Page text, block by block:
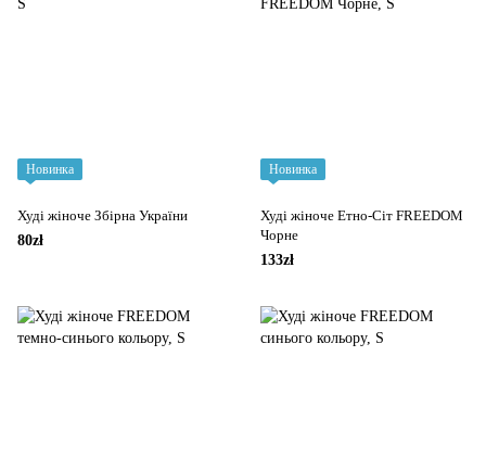
Новинка
Худі жіноче Збірна України
80zł
Новинка
Худі жіноче Етно-Сіт FREEDOM
Чорне
133zł